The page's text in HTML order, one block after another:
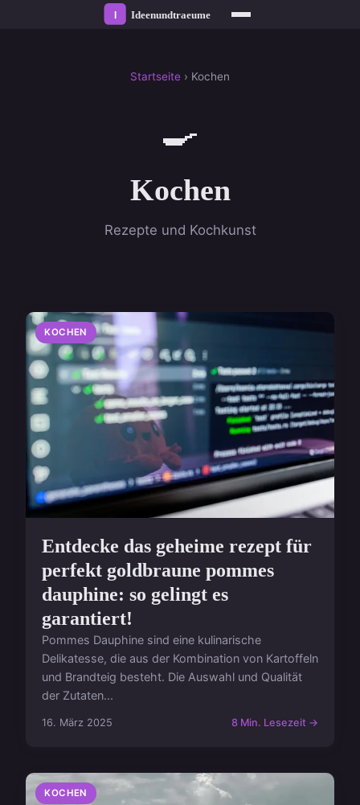
Startseite › Kochen
🍳
Kochen
Rezepte und Kochkunst
KOCHEN
Entdecke das geheime rezept für
perfekt goldbraune pommes
dauphine: so gelingt es
garantiert!
Pommes Dauphine sind eine kulinarische
Delikatesse, die aus der Kombination von Kartoffeln
und Brandteig besteht. Die Auswahl und Qualität
der Zutaten...
16. März 2025 8 Min. Lesezeit →
KOCHEN